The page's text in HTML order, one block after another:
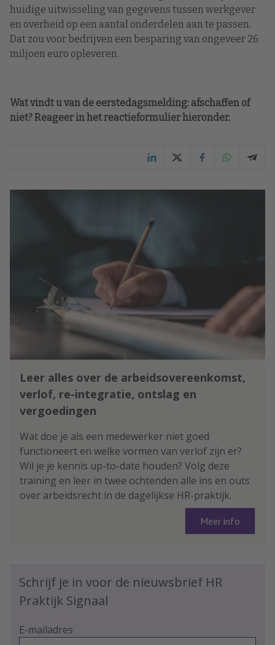
huidige uitwisseling van gegevens tussen werkgever
en overheid op een aantal onderdelen aan te passen.
Dat zou voor bedrijven een besparing van ongeveer 26
miljoen euro opleveren.
Wat vindt u van de eerstedagsmelding: afschaffen of
niet? Reageer in het reactieformulier hieronder.
Leer alles over de arbeidsovereenkomst,
verlof, re-integratie, ontslag en
vergoedingen
Wat doe je als een medewerker niet goed
functioneert en welke vormen van verlof zijn er?
Wil je je kennis up-to-date houden? Volg deze
training en leer in twee ochtenden alle ins en outs
over arbeidsrecht in de dagelijkse HR-praktijk.
Meer info
Schrijf je in voor de nieuwsbrief HR
Praktijk Signaal
E-mailadres